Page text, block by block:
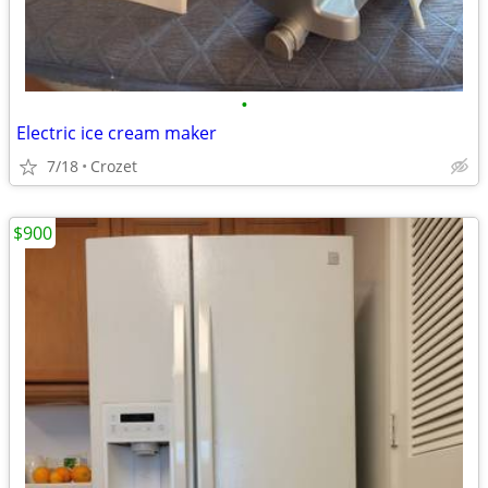
•
Electric ice cream maker
7/18 Crozet
$900